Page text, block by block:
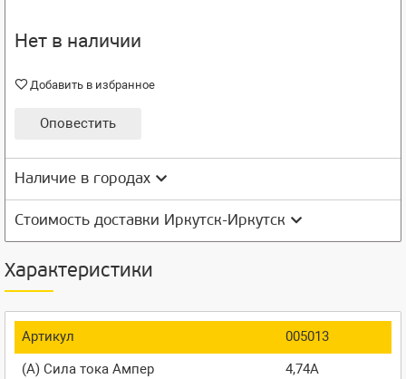
Нет в наличии
Добавить в избранное
Оповестить
Наличие в городах
Стоимость доставки Иркутск-Иркутск
Характеристики
Артикул
005013
(A) Сила тока Ампер
4,74A